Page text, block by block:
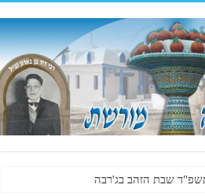
שבת הזהב בג'רבה